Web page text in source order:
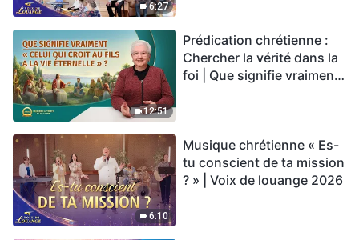
6:27
12:51
Prédication chrétienne :
Chercher la vérité dans la
foi | Que signifie vraiment
6:10
Musique chrétienne « Es-
tu conscient de ta mission
? » | Voix de louange 2026